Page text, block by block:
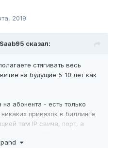
2019
Saab95 сказал:
стягивать весь
на будущие 5-10 лет как
абонента - есть только
привязок в биллинге
там IP свича, порт, а
коммутатора в один